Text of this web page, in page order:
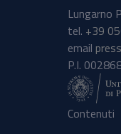
Lungarno
tel. +39
email
P.I.
Contenuti